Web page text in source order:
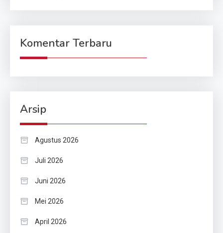
Komentar Terbaru
Arsip
Agustus 2026
Juli 2026
Juni 2026
Mei 2026
April 2026